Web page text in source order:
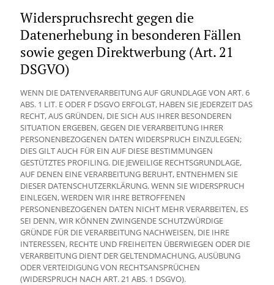
Widerspruchsrecht gegen die
Datenerhebung in besonderen Fällen
sowie gegen Direktwerbung (Art. 21
DSGVO)
WENN DIE DATENVERARBEITUNG AUF GRUNDLAGE VON ART. 6
ABS. 1 LIT. E ODER F DSGVO ERFOLGT, HABEN SIE JEDERZEIT DAS
RECHT, AUS GRÜNDEN, DIE SICH AUS IHRER BESONDEREN
SITUATION ERGEBEN, GEGEN DIE VERARBEITUNG IHRER
PERSONENBEZOGENEN DATEN WIDERSPRUCH EINZULEGEN;
DIES GILT AUCH FÜR EIN AUF DIESE BESTIMMUNGEN
GESTÜTZTES PROFILING. DIE JEWEILIGE RECHTSGRUNDLAGE,
AUF DENEN EINE VERARBEITUNG BERUHT, ENTNEHMEN SIE
DIESER DATENSCHUTZERKLÄRUNG. WENN SIE WIDERSPRUCH
EINLEGEN, WERDEN WIR IHRE BETROFFENEN
PERSONENBEZOGENEN DATEN NICHT MEHR VERARBEITEN, ES
SEI DENN, WIR KÖNNEN ZWINGENDE SCHUTZWÜRDIGE
GRÜNDE FÜR DIE VERARBEITUNG NACHWEISEN, DIE IHRE
INTERESSEN, RECHTE UND FREIHEITEN ÜBERWIEGEN ODER DIE
VERARBEITUNG DIENT DER GELTENDMACHUNG, AUSÜBUNG
ODER VERTEIDIGUNG VON RECHTSANSPRÜCHEN
(WIDERSPRUCH NACH ART. 21 ABS. 1 DSGVO).